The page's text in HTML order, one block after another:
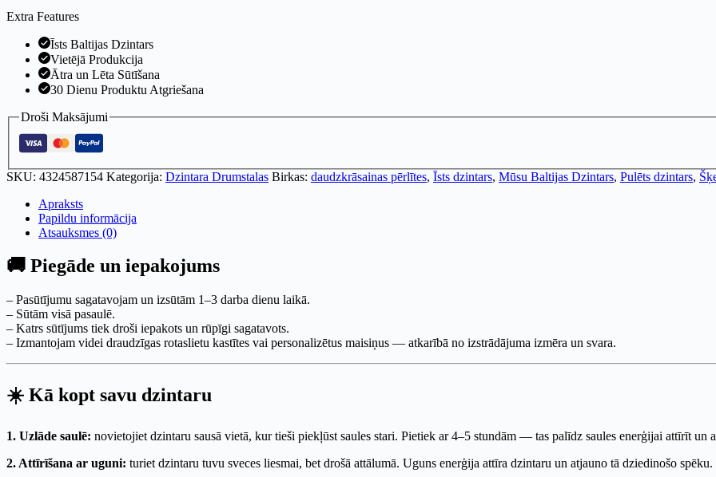
Extra Features
Īsts Baltijas Dzintars
Vietējā Produkcija
Ātra un Lēta Sūtīšana
30 Dienu Produktu Atgriešana
Droši Maksājumi
SKU: 4324587154 Kategorija: Dzintara Drumstalas Birkas: daudzkrāsainas pērlītes, Īsts dzintars, Mūsu Baltijas Dzintars, Pulēts dzintars,
Apraksts
Papildu informācija
Atsauksmes (0)
🚚 Piegāde un iepakojums
– Pasūtījumu sagatavojam un izsūtām 1–3 darba dienu laikā.
– Sūtām visā pasaulē.
– Katrs sūtījums tiek droši iepakots un rūpīgi sagatavots.
– Izmantojam videi draudzīgas rotaslietu kastītes vai personalizētus maisiņus — atkarībā no izstrādājuma izmēra un svara.
☀️ Kā kopt savu dzintaru
1. Uzlāde saulē: novietojiet dzintaru sausā vietā, kur tieši piekļūst saules stari. Pietiek ar 4–5 stundām — tas palīdz saules enerģijai attīrīt un
2. Attīrīšana ar uguni: turiet dzintaru tuvu sveces liesmai, bet drošā attālumā. Uguns enerģija attīra dzintaru un atjauno tā dziedinošo spēku.